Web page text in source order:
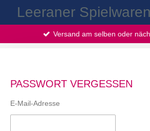
Leeraner
Versand am selben oder
PASSWORT VERGESSEN
E-Mail-Adresse